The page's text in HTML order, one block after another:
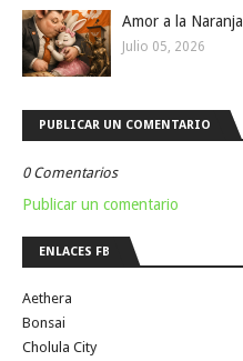
Amor a la Naranja
Julio 05, 2026
PUBLICAR UN COMENTARIO
0 Comentarios
Publicar un comentario
ENLACES FB
Aethera
Bonsai
Cholula City